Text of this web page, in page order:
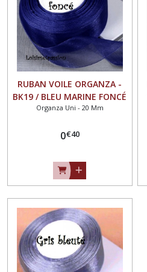
RUBAN VOILE ORGANZA -
BK19 / BLEU MARINE FONCÉ
** 20 mm ** Vendu au
Organza Uni - 20 Mm
0€40